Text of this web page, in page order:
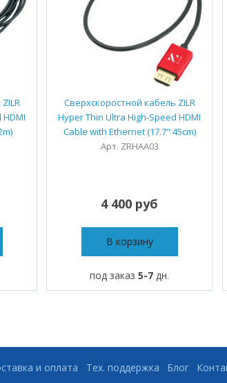
Сверхскоростной кабель ZILR
Hyper Thin Ultra High-Speed HDMI
Cable with Ethernet (17.7" 45cm)
Арт. ZRHAA03
4 400 руб
В корзину
под заказ5-7 дн.
и оплата Тех. поддержка Блог